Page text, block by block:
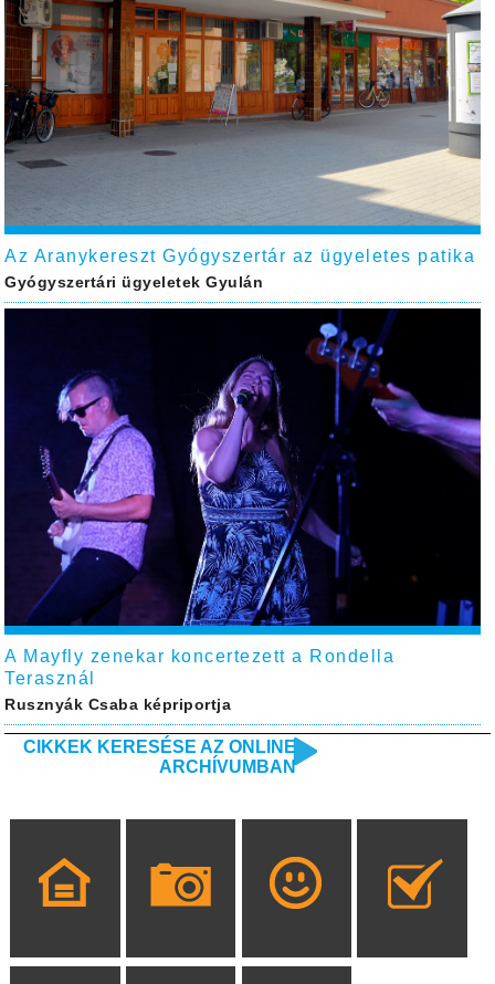
Az Aranykereszt Gyógyszertár az ügyeletes patika
Gyógyszertári ügyeletek Gyulán
A Mayfly zenekar koncertezett a Rondella
Terasznál
Rusznyák Csaba képriportja
CIKKEK KERESÉSE AZ ONLINE
ARCHÍVUMBAN